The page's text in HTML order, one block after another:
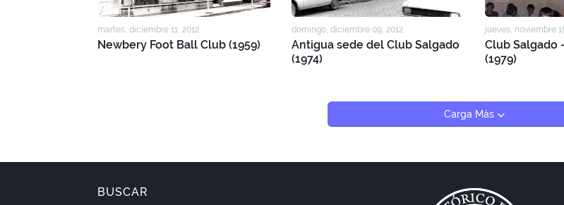
martes, diciembre 11, 2012
Newbery Foot Ball Club (1959)
domingo, diciembre 09, 2012
Antigua sede del Club Salgado
(1974)
jueves, noviembre
Club Salgado
(1979)
Carga Más
BUSCAR